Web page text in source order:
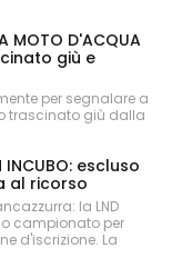
MOTO D'ACQUA
giù e
per segnalare a
trascinato giù dalla
INCUBO: escluso
al ricorso
la LND
campionato per
d'iscrizione. La